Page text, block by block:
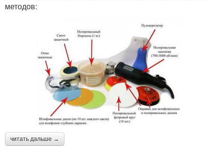
методов:
читать дальше →